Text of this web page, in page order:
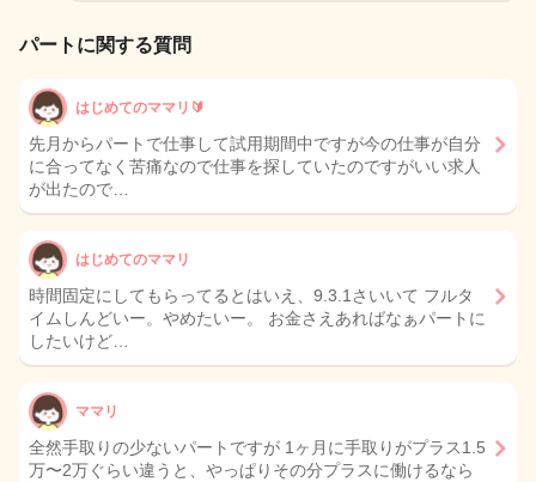
パートに関する質問
はじめてのママリ🔰
先月からパートで仕事して試用期間中ですが今の仕事が自分
に合ってなく苦痛なので仕事を探していたのですがいい求人
が出たので…
はじめてのママリ
時間固定にしてもらってるとはいえ、9.3.1さいいて フルタ
イムしんどいー。やめたいー。 お金さえあればなぁパートに
したいけど…
ママリ
全然手取りの少ないパートですが 1ヶ月に手取りがプラス1.5
万〜2万ぐらい違うと、やっぱりその分プラスに働けるなら